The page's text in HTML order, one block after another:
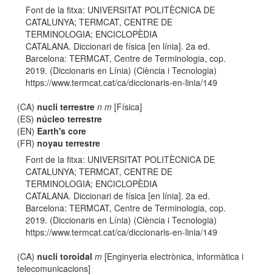
Font de la fitxa: UNIVERSITAT POLITÈCNICA DE
CATALUNYA; TERMCAT, CENTRE DE
TERMINOLOGIA; ENCICLOPÈDIA
CATALANA. Diccionari de física [en línia]. 2a ed.
Barcelona: TERMCAT, Centre de Terminologia, cop.
2019. (Diccionaris en Línia) (Ciència i Tecnologia)
https://www.termcat.cat/ca/diccionaris-en-linia/149
(CA)nucli terrestre n m [Física]
(ES)núcleo terrestre
(EN) Earth's core
(FR)noyau terrestre
Font de la fitxa: UNIVERSITAT POLITÈCNICA DE
CATALUNYA; TERMCAT, CENTRE DE
TERMINOLOGIA; ENCICLOPÈDIA
CATALANA. Diccionari de física [en línia]. 2a ed.
Barcelona: TERMCAT, Centre de Terminologia, cop.
2019. (Diccionaris en Línia) (Ciència i Tecnologia)
https://www.termcat.cat/ca/diccionaris-en-linia/149
(CA)nucli toroidal m [Enginyeria electrònica, informàtica i
telecomunicacions]